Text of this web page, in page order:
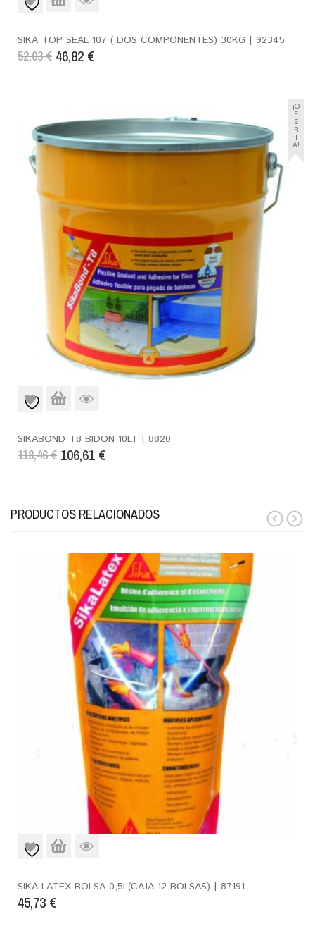
SIKA TOP SEAL 107 ( DOS COMPONENTES) 30KG | 92345
52,03€ 46,82 €
¡O
F
E
R
T
A!
SIKABOND T8 BIDON 10LT | 8820
118,46€ 106,61 €
PRODUCTOS RELACIONADOS
SIKA LATEX BOLSA 0,5L(CAJA 12 BOLSAS) | 87191
45,73 €
prev next